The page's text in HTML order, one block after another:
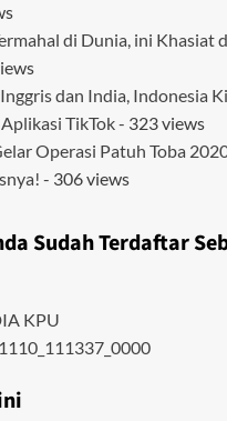
di Dunia, ini Khasiat
dan India, Indonesia
TikTok- 323 views
Operasi Patuh Toba
- 306 views
Sudah Terdaftar